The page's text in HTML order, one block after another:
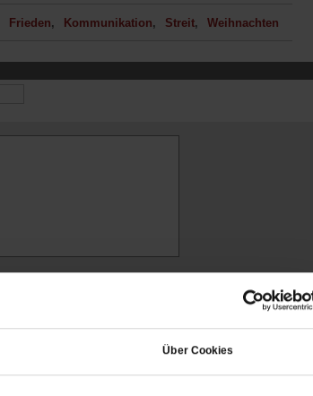
Über Cookies
Frieden Kommunikation Streit Weihnachten